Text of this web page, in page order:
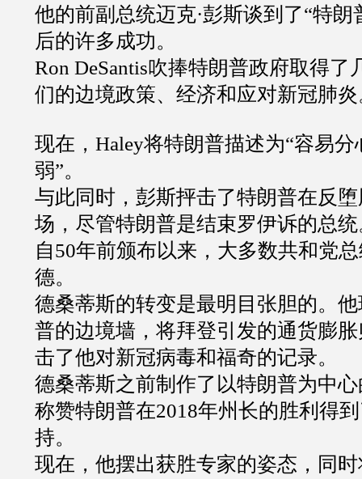
他的前副总统迈克·彭斯谈到了“特朗
后的许多成功。
Ron DeSantis吹捧特朗普政府取得了
们的边境政策、经济和应对新冠肺
现在， Haley将特朗普描述为“容易分
弱”。
与此同时，彭斯抨击了特朗普在反
场，尽管特朗普是结束罗伊诉的总
自50年前颁布以来，大多数共和党
德。
德桑蒂斯的转变是最明目张胆的。
普的边境墙，将拜登引发的通货膨
击了他对新冠病毒和福奇的记录。
德桑蒂斯之前制作了以特朗普为中
称赞特朗普在2018年州长的胜利得
持。
现在，他摆出获胜专家的姿态，同